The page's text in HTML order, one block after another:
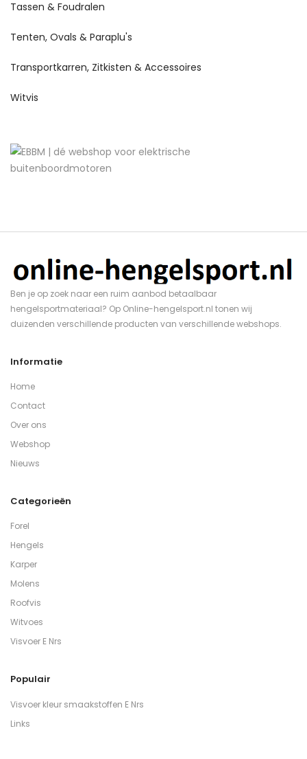
Tassen & Foudralen
Tenten, Ovals & Paraplu's
Transportkarren, Zitkisten & Accessoires
Witvis
Ben je op zoek naar een ruim aanbod betaalbaar
hengelsportmateriaal? Op Online-hengelsport.nl tonen wij
duizenden verschillende producten van verschillende webshops.
Informatie
Home
Contact
Over ons
Webshop
Nieuws
Categorieën
Forel
Hengels
Karper
Molens
Roofvis
Witvoes
Visvoer E Nrs
Populair
Visvoer kleur smaakstoffen E Nrs
Links